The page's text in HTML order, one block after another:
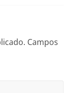
Campos